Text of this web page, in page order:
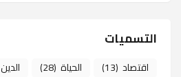
التسميات
اقتصاد (13) الحياة (28) الدين